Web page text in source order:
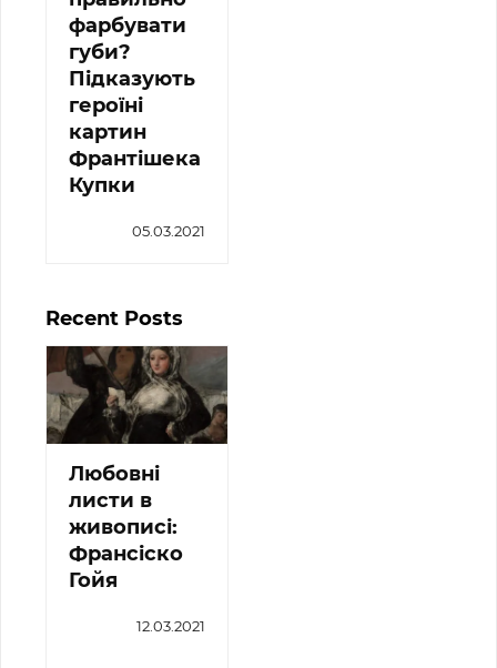
фарбувати
губи?
Підказують
героїні
картин
Франтішека
Купки
05.03.2021
Recent Posts
Любовні
листи в
живописі:
Франсіско
Гойя
12.03.2021